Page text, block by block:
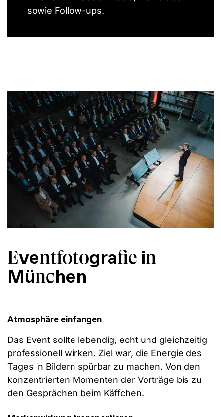
sowie Follow-ups.
Eventfotografie in
München
Atmosphäre einfangen
Das Event sollte lebendig, echt und gleichzeitig
professionell wirken. Ziel war, die Energie des
Tages in Bildern spürbar zu machen. Von den
konzentrierten Momenten der Vorträge bis zu
den Gesprächen beim Käffchen.